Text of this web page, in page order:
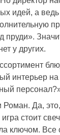
идей, а
пруди».
у других.
интерьер
Да,
игра стоит
ключом. Все